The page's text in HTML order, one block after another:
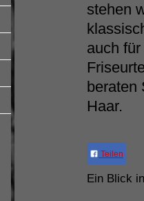
stehen
auch
beraten
Haar.
Teilen
Ein Blick